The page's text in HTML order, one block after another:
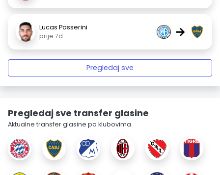
Lucas Passerini
prije 7d
→
Pregledaj sve
Pregledaj sve transfer glasine
Aktualne transfer glasine po klubovima.